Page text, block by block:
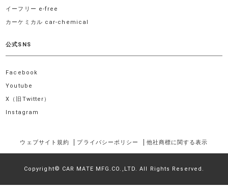
イーフリー e-free
カーケミカル car-chemical
公式SNS
Facebook
Youtube
X（旧Twitter）
Instagram
ウェブサイト規約 プライバシーポリシー 他社商標に関する表示
Copyright© CAR MATE MFG.CO.,LTD. All Rights Reserved.